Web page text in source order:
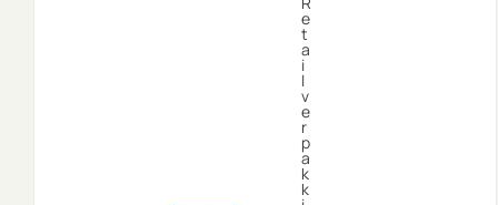
e
t
a
i
l
v
e
r
p
a
k
k